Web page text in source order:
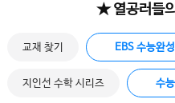
★ 열공러들
교재 찾기 EBS 수능완
지인선 수학 시리즈 수